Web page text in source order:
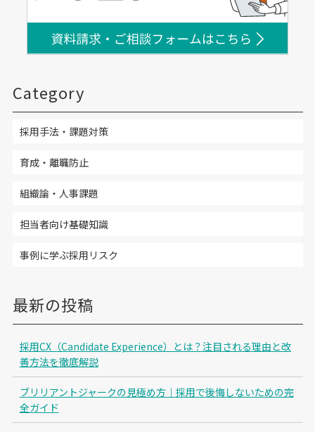
Category
採用手法・課題対策
育成・離職防止
組織論・人事課題
担当者向け基礎知識
事例に学ぶ採用リスク
最新の投稿
採用CX（Candidate Experience）とは？注目される理由と改
善方法を徹底解説
ブリリアントジャークの見極め方｜採用で後悔しないための完
全ガイド